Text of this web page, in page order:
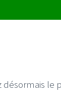
désormais